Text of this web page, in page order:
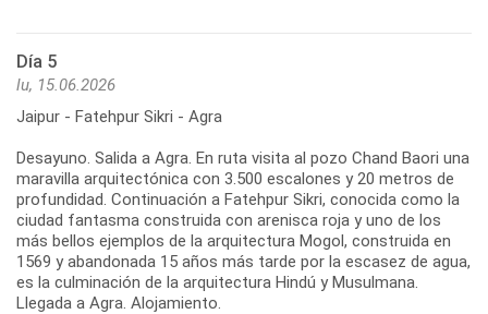
Día 5
lu, 15.06.2026
Jaipur - Fatehpur Sikri - Agra
Desayuno. Salida a Agra. En ruta visita al pozo Chand Baori una
maravilla arquitectónica con 3.500 escalones y 20 metros de
profundidad. Continuación a Fatehpur Sikri, conocida como la
ciudad fantasma construida con arenisca roja y uno de los
más bellos ejemplos de la arquitectura Mogol, construida en
1569 y abandonada 15 años más tarde por la escasez de agua,
es la culminación de la arquitectura Hindú y Musulmana.
Llegada a Agra. Alojamiento.